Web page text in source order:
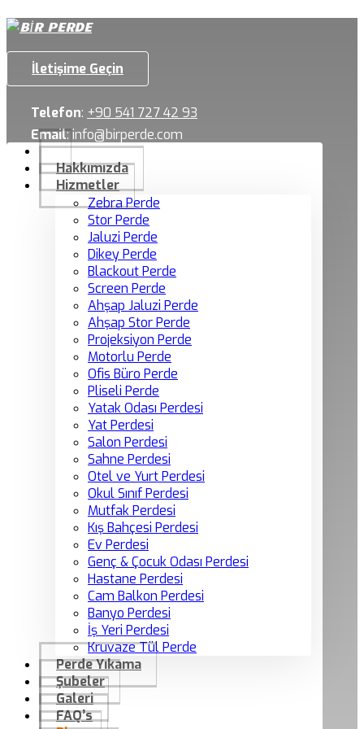
İletişime Geçin
Telefon: +90 541 727 42 93
Email:info@birperde.com
Hakkımızda
Hizmetler
Zebra Perde
Stor Perde
Jaluzi Perde
Dikey Perde
Blackout Perde
Screen Perde
Ahşap Jaluzi Perde
Ahşap Stor Perde
Projeksiyon Perde
Motorlu Perde
Ofis Büro Perde
Pliseli Perde
Yatak Odası Perdesi
Yat Perdesi
Salon Perdesi
Sahne Perdesi
Otel ve Yurt Perdesi
Okul Sınıf Perdesi
Mutfak Perdesi
Kış Bahçesi Perdesi
Ev Perdesi
Genç & Çocuk Odası Perdesi
Hastane Perdesi
Cam Balkon Perdesi
Banyo Perdesi
İş Yeri Perdesi
Kruvaze Tül Perde
Perde Yıkama
Şubeler
Galeri
FAQ’s